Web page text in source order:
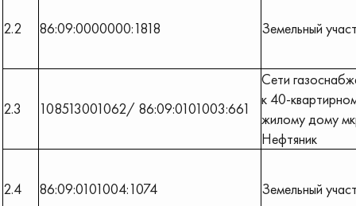
2.2 86:09:0000000:1818 Земельный
2.3 108513001062/ 86:09:0101003:661
Сети
к 40-
жилому дому
Нефтяник
2.4 86:09:0101004:1074 Земельный